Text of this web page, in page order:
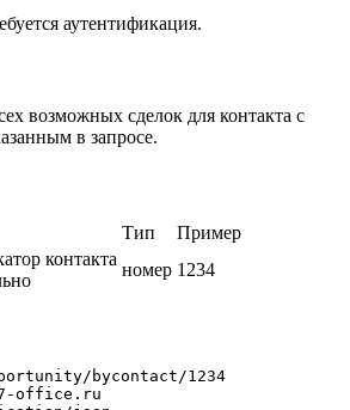
аутентификация.
возможных сделок для контакта с
в запросе.
Тип
Пример
контакта
номер 1234
bycontact/1234
office.ru